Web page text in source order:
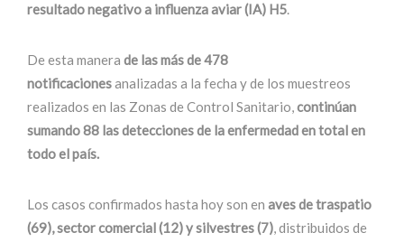
resultado negativo a influenza aviar (IA) H5.
De esta manera de las más de 478
notificacionesanalizadas a la fecha y de los muestreos
realizados en las Zonas de Control Sanitario,continúan
sumando 88 las detecciones de la enfermedad en total en
todo el país.
Los casos confirmados hasta hoy son en aves de traspatio
(69), sector comercial (12) y silvestres (7), distribuidos de